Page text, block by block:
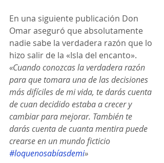
En una siguiente publicación Don
Omar aseguró que absolutamente
nadie sabe la verdadera razón que lo
hizo salir de la «Isla del encanto».
«Cuando conozcas la verdadera razón
para que tomara una de las decisiones
más difíciles de mi vida, te darás cuenta
de cuan decidido estaba a crecer y
cambiar para mejorar. También te
darás cuenta de cuanta mentira puede
crearse en un mundo ficticio
#loquenosabíasdemi»